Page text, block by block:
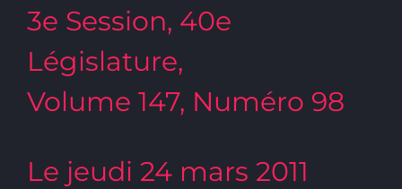
3e Session, 40e
Législature,
Volume 147, Numéro 98
Le jeudi 24 mars 2011